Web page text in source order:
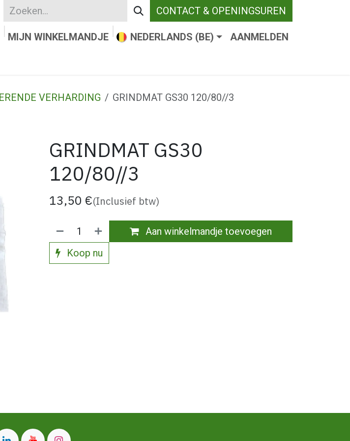
CONTACT & OPENINGSUREN
MIJN WINKELMANDJE NEDERLANDS (BE)
AANMELDEN
VERHARDING GRINDMAT GS30 120/80//3
GRINDMAT GS30
120/80//3
13,50 €(Inclusief btw)
Aan winkelmandje toevoegen
Koop nu